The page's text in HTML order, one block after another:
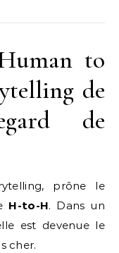
to
de
de
prône le
H-to-H. Dans un
est devenue le
cher.